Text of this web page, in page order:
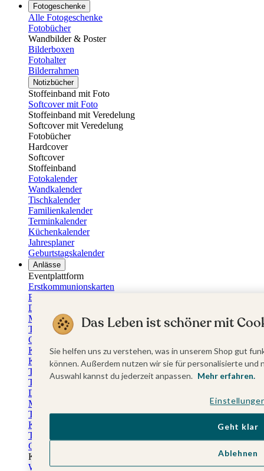
Fotogeschenke
Alle Fotogeschenke
Fotobücher
Wandbilder & Poster
Bilderboxen
Fotohalter
Bilderrahmen
Notizbücher
Stoffeinband mit Foto
Softcover mit Foto
Stoffeinband mit Veredelung
Softcover mit Veredelung
Fotobücher
Hardcover
Softcover
Stoffeinband
Fotokalender
Wandkalender
Tischkalender
Familienkalender
Terminkalender
Küchenkalender
Jahresplaner
Geburtstagskalender
Anlässe
Eventplattform
Erstkommunionskarten
Einladungen Erstkommunion
Danksagung Erstkommunion
Menükarten Erstkommunion
Tischkarten Erstkommunion
Gästebuch Erstkommunion
Kerzen Erstkommunion
Kartenbox Erstkommunion
Taufkarten
Taufeinladungen
Dankeskarten Taufe
Menükarten Taufe
Tischkarten Taufe
Kirchenheft Taufe
Taufkerzen
Gästebuch Taufe
Kartenbox Taufe
Willkommensschilder Taufe
Das Leben ist schöner mit
Sie helfen uns zu verstehen, was in unserem Shop gut
können. Außerdem nutzen wir sie für personalisierte
Auswahl kannst du jederzeit anpassen. Mehr erfahren.
Ablehnen
Geht klar